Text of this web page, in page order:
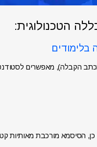
הטכנולוגית:
הקבלה), מאפשרים לסטודנט
הסיסמא מורכבת מאותיות